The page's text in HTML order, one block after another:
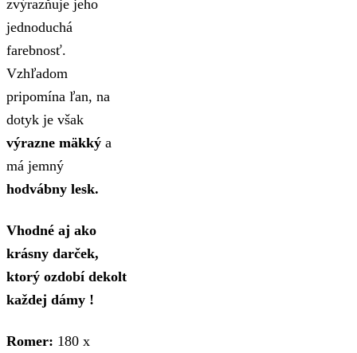
zvýrazňuje jeho
jednoduchá
farebnosť.
Vzhľadom
pripomína ľan, na
dotyk je však
výrazne mäkký a
má jemný
hodvábny lesk.
Vhodné aj ako
krásny darček,
ktorý ozdobí dekolt
každej dámy !
Romer: 180 x